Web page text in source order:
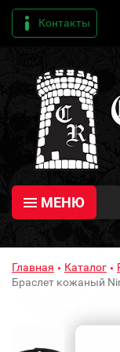
Контакты
МЕНЮ
Главная Каталог
Браслет кожаный